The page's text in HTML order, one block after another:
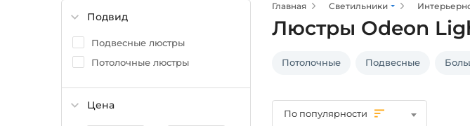
Подвид
Подвесные люстры
Потолочные люстры
Цена
Главная Светильники
Люстры Odeon
Потолочные Подвесные
По популярности